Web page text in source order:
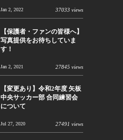
Jan 2, 2022 37033 views
【保護者・ファンの皆様へ】
写真提供をお待ちしていま
す！
Jan 2, 2021 27845 views
【変更あり】令和2年度 矢板
中央サッカー部 合同練習会
について
Jul 27, 2020 27491 views